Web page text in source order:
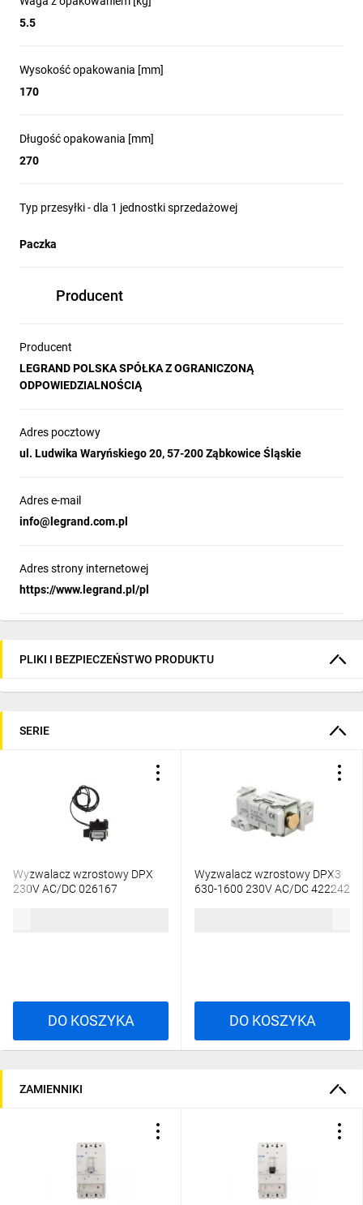
5.5
Wysokość opakowania [mm]
170
Długość opakowania [mm]
270
Typ przesyłki - dla 1 jednostki sprzedażowej
Paczka
Producent
Producent
LEGRAND POLSKA SPÓŁKA Z OGRANICZONĄ
ODPOWIEDZIALNOŚCIĄ
Adres pocztowy
ul. Ludwika Waryńskiego 20, 57-200 Ząbkowice Śląskie
Adres e-mail
info@legrand.com.pl
Adres strony internetowej
https://www.legrand.pl/pl
PLIKI I BEZPIECZEŃSTWO PRODUKTU
SERIE
Wyzwalacz wzrostowy DPX
230V AC/DC 026167
DO KOSZYKA
Wyzwalacz wzrostowy DPX3
630-1600 230V AC/DC 422242
DO KOSZYKA
ZAMIENNIKI